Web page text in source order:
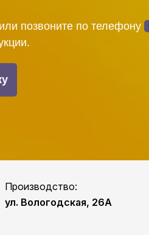
или позвоните по телефону
Производство:
ул. Вологодская, 26А